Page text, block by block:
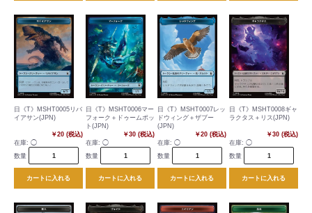
日《T》MSHT0005リバ
イアサン(JPN)
￥20 (税込)
在庫: ◯
数量
カートに入れる
日《T》MSHT0006マー
フォーク＋ドゥームポッ
ト(JPN)
￥30 (税込)
在庫: ◯
数量
カートに入れる
日《T》MSHT0007レッ
ドウィング＋ザブー
(JPN)
￥20 (税込)
在庫: ◯
数量
カートに入れる
日《T》MSHT0008ギャ
ラクタス＋リス(JPN)
￥30 (税込)
在庫: ◯
数量
カートに入れる